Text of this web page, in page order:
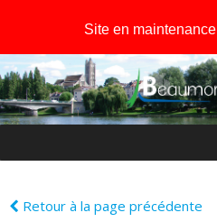
Retour à la page précédente
Site en maintenance